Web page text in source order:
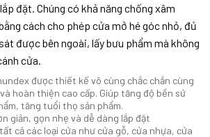
đặt. Chúng có khả năng chống xâm
cách cho phép cửa mở hé góc nhỏ, đủ
được bên ngoài, lấy bưu phẩm mà không
cửa.
được thiết kế vô cùng chắc chắn cùng
hoàn thiện cao cấp. Giúp tăng độ bền sử
tăng tuổi thọ sản phẩm.
giản, gọn nhẹ và dễ dàng lắp đặt
cả các loại cửa như cửa gỗ, cửa nhựa, cửa